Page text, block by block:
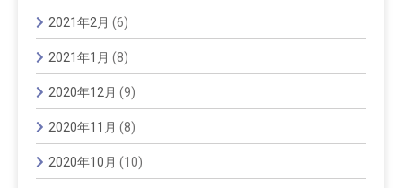
2021年2月 (6)
2021年1月 (8)
2020年12月 (9)
2020年11月 (8)
2020年10月 (10)